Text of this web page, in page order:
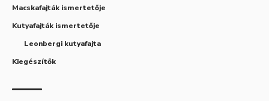
Macskafajták ismertetője
Kutyafajták ismertetője
Leonbergi kutyafajta
Kiegészítők